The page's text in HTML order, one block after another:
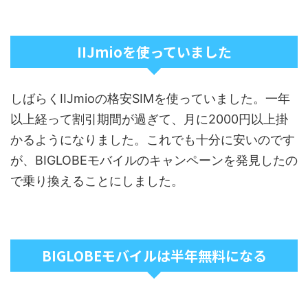
IIJmioを使っていました
しばらくIIJmioの格安SIMを使っていました。一年
以上経って割引期間が過ぎて、月に2000円以上掛
かるようになりました。これでも十分に安いのです
が、BIGLOBEモバイルのキャンペーンを発見したの
で乗り換えることにしました。
BIGLOBEモバイルは半年無料になる